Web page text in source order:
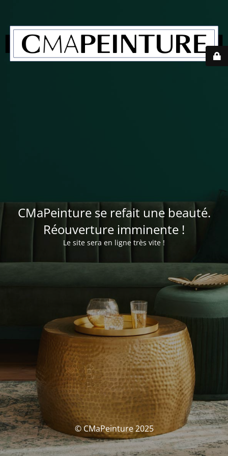
CMaPeinture se refait une beauté.
Réouverture imminente !
Le site sera en ligne très vite !
© CMaPeinture 2025